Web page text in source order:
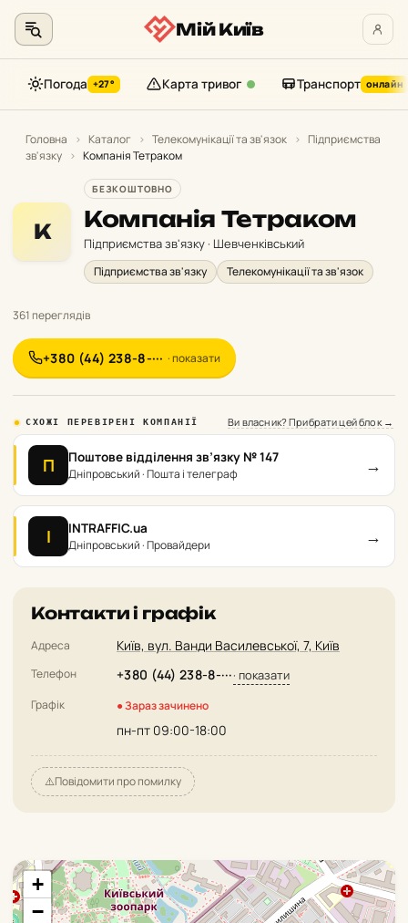
контенту
Мій Київ
Погода +27° Карта тривог Транспорт онлайн
Головна › Каталог › Телекомунікації та зв'язок › Підприємства
зв'язку › Компанія Тетраком
К
БЕЗКОШТОВНО
Компанія Тетраком
Підприємства зв'язку · Шевченківський
Підприємства зв'язку Телекомунікації та зв'язок
361 переглядів
+380 (44) 238-8-··· · показати
СХОЖІ ПЕРЕВІРЕНІ КОМПАНІЇ Ви власник? Прибрати цей блок →
П Поштове відділення зв’язку № 147
Дніпровський · Пошта і телеграф →
I INTRAFFIC.ua
Дніпровський · Провайдери →
Контакти і графік
Адреса Київ, вул. Ванди Василевської, 7, Київ
Телефон +380 (44) 238-8-···· показати
Графік ● Зараз зачинено
пн-пт 09:00-18:00
⚠️Повідомити про помилку
+
−